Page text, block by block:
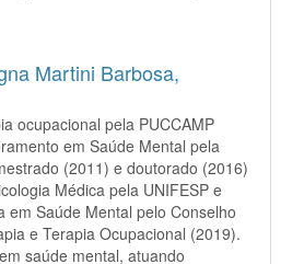
Martini Barbosa,
ocupacional pela PUCCAMP
em Saúde Mental pela
(2011) e doutorado (2016)
Médica pela UNIFESP e
em Saúde Mental pelo Conselho
e Terapia Ocupacional (2019).
saúde mental, atuando